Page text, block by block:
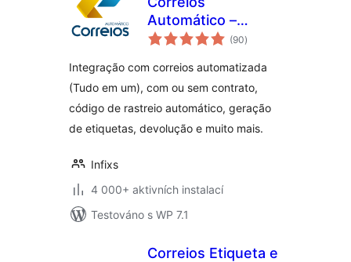
Automático –
Rastreio, Frete,
Declaração e
Devolução
(90celkové
hodnocení
)
Integração com correios automatizada
(Tudo em um), com ou sem contrato,
código de rastreio automático, geração
de etiquetas, devolução e muito mais.
Infixs
4 000+ aktivních instalací
Testováno s WP 7.1
Correios Etiqueta e